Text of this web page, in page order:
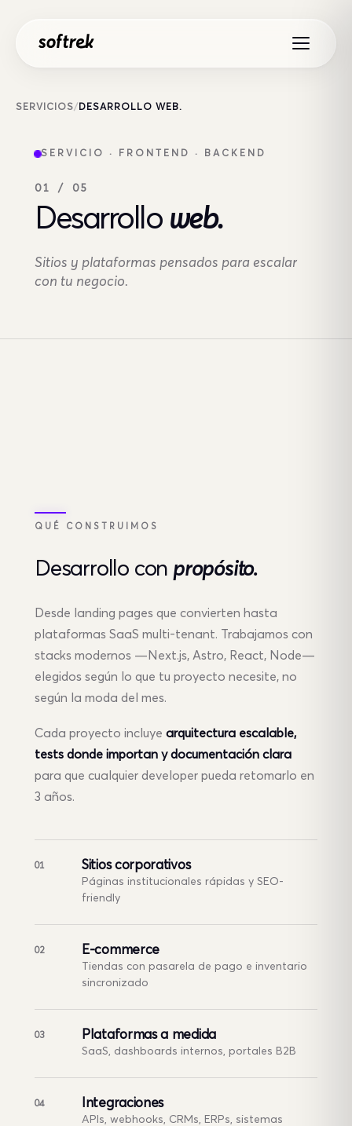
SERVICIOS/ DESARROLLO WEB.
SERVICIO · FRONTEND · BACKEND
01 / 05
Desarrollo web.
Sitios y plataformas pensados para escalar
con tu negocio.
QUÉ CONSTRUIMOS
Desarrollo con propósito.
Desde landing pages que convierten hasta
plataformas SaaS multi-tenant. Trabajamos con
stacks modernos —Next.js, Astro, React, Node—
elegidos según lo que tu proyecto necesite, no
según la moda del mes.
Cada proyecto incluye arquitectura escalable,
tests donde importan y documentación clara
para que cualquier developer pueda retomarlo en
3 años.
01 Sitios corporativos
Páginas institucionales rápidas y SEO-
friendly
02 E-commerce
Tiendas con pasarela de pago e inventario
sincronizado
03 Plataformas a medida
SaaS, dashboards internos, portales B2B
04 Integraciones
APIs, webhooks, CRMs, ERPs, sistemas